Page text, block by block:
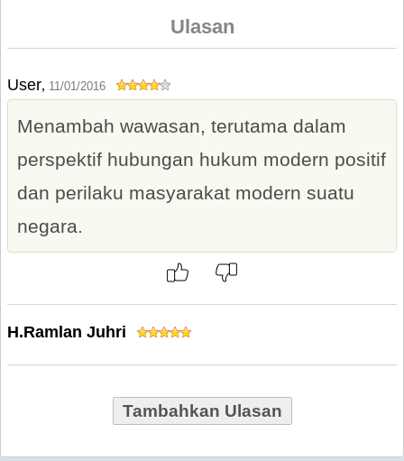
Ulasan
User, 11/01/2016
Menambah wawasan, terutama dalam
perspektif hubungan hukum modern positif
dan perilaku masyarakat modern suatu
negara.
H.Ramlan Juhri
Tambahkan Ulasan